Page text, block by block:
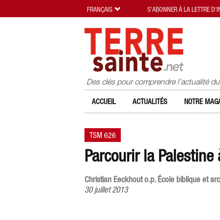
Des clés pour comprendre l’actualité
ACCUEIL ACTUALITÉS NOTRE
TSM 626
Parcourir la Palestine
Christian Eeckhout o.p. École biblique et
30 juillet 2013
FRANÇAIS S'ABONNER À LA LETTRE